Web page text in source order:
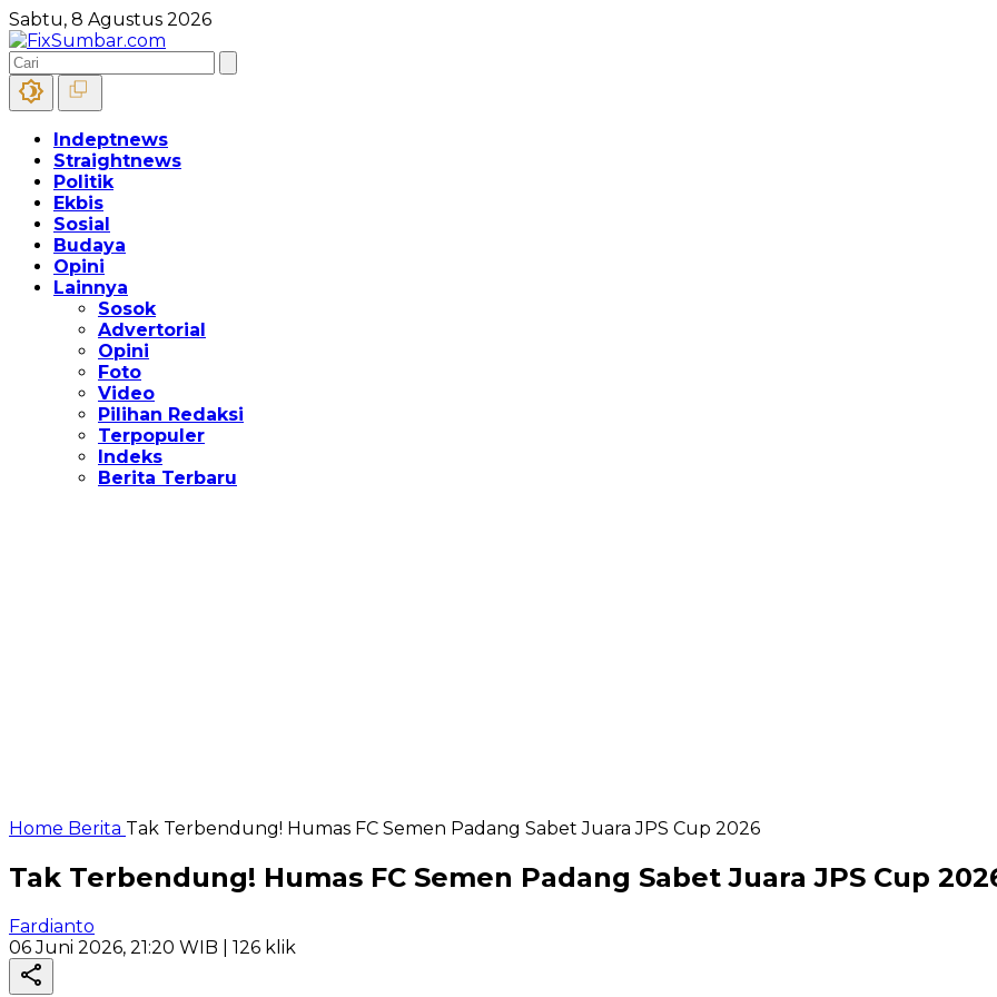
Sabtu, 8 Agustus 2026
Indeptnews
Straightnews
Politik
Ekbis
Sosial
Budaya
Opini
Lainnya
Sosok
Advertorial
Opini
Foto
Video
Pilihan Redaksi
Terpopuler
Indeks
Berita Terbaru
Home Berita Tak Terbendung! Humas FC Semen Padang Sabet Juara JPS Cup 2026
Tak Terbendung! Humas FC Semen Padang Sabet Juara JPS Cup
Fardianto
06 Juni 2026, 21:20 WIB | 126 klik